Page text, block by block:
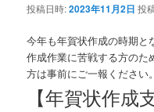
投稿日時:2023年11月2日 投
今年も年賀状作成の時期と
作成作業に苦戦する方のた
方は事前にご一報ください。
【年賀状作成